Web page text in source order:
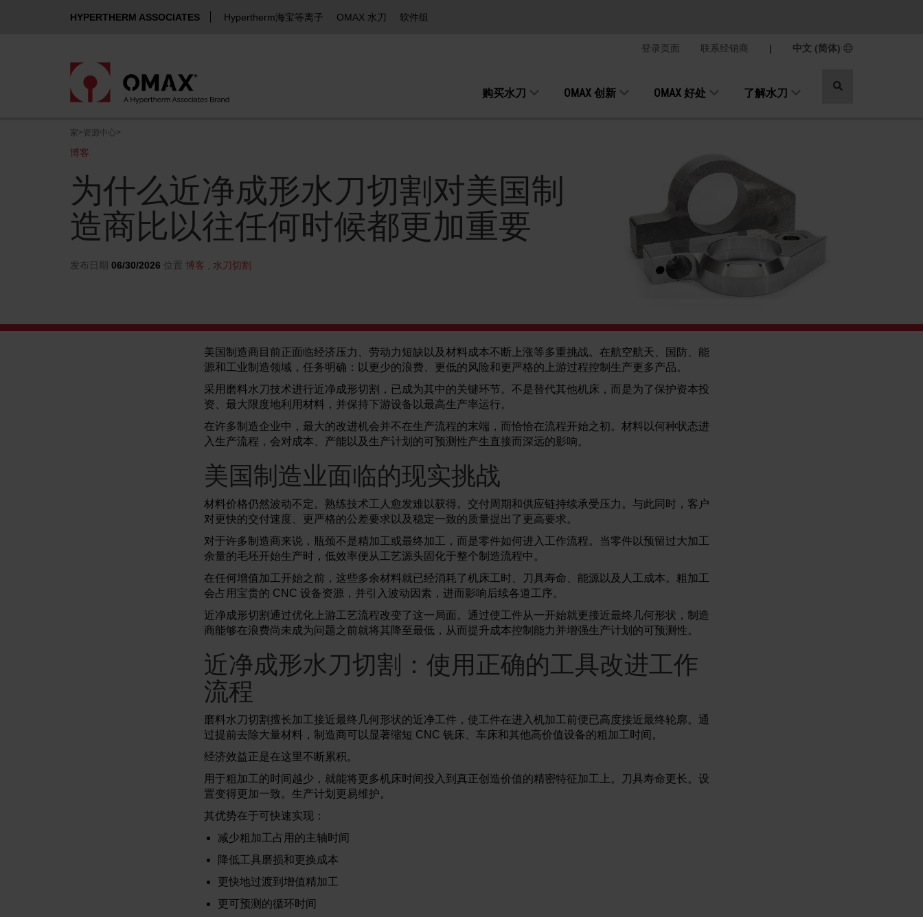
HYPERTHERM ASSOCIATES Hypertherm海宝等离子 OMAX 水刀 软件组
登录页面 联系经销商 | 中文 (简体)
购买水刀 OMAX 创新 OMAX 好处 了解水刀
切
家> 资源中心>
博客
为什么近净成形水刀切割对美国制
造商比以往任何时候都更加重要
发布日期 06/30/2026 位置 博客 水刀切割
美国制造商目前正面临经济压力、劳动力短缺以及材料成本不断上涨等多重挑战。在航空航天、国防、能
源和工业制造领域，任务明确：以更少的浪费、更低的风险和更严格的上游过程控制生产更多产品。
采用磨料水刀技术进行近净成形切割，已成为其中的关键环节。不是替代其他机床，而是为了保护资本投
资、最大限度地利用材料，并保持下游设备以最高生产率运行。
在许多制造企业中，最大的改进机会并不在生产流程的末端，而恰恰在流程开始之初。材料以何种状态进
入生产流程，会对成本、产能以及生产计划的可预测性产生直接而深远的影响。
美国制造业面临的现实挑战
材料价格仍然波动不定。熟练技术工人愈发难以获得。交付周期和供应链持续承受压力。与此同时，客户
对更快的交付速度、更严格的公差要求以及稳定一致的质量提出了更高要求。
对于许多制造商来说，瓶颈不是精加工或最终加工，而是零件如何进入工作流程。当零件以预留过大加工
余量的毛坯开始生产时，低效率便从工艺源头固化于整个制造流程中。
在任何增值加工开始之前，这些多余材料就已经消耗了机床工时、刀具寿命、能源以及人工成本。粗加工
会占用宝贵的 CNC 设备资源，并引入波动因素，进而影响后续各道工序。
近净成形切割通过优化上游工艺流程改变了这一局面。通过使工件从一开始就更接近最终几何形状，制造
商能够在浪费尚未成为问题之前就将其降至最低，从而提升成本控制能力并增强生产计划的可预测性。
近净成形水刀切割：使用正确的工具改进工作
流程
磨料水刀切割擅长加工接近最终几何形状的近净工件，使工件在进入机加工前便已高度接近最终轮廓。通
过提前去除大量材料，制造商可以显著缩短 CNC 铣床、车床和其他高价值设备的粗加工时间。
经济效益正是在这里不断累积。
用于粗加工的时间越少，就能将更多机床时间投入到真正创造价值的精密特征加工上。刀具寿命更长。设
置变得更加一致。生产计划更易维护。
其优势在于可快速实现：
减少粗加工占用的主轴时间
降低工具磨损和更换成本
更快地过渡到增值精加工
更可预测的循环时间